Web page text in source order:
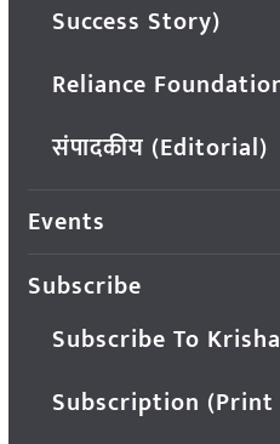
Success Story)
Reliance
संपादकीय (Editorial)
Events
Subscribe
Subscribe To
Subscription